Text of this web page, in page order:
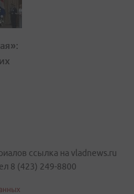
ссылка на vladnews.ru
8 (423) 249-8800